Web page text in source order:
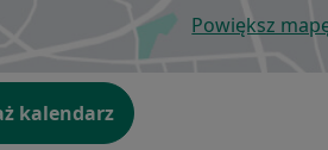
Powiększotwiera
kalendarz